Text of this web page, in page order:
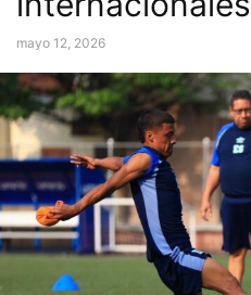
mayo 12, 2026